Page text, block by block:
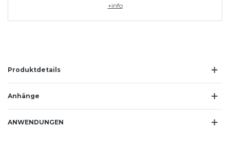
+info
Produktdetails
Anhänge
ANWENDUNGEN